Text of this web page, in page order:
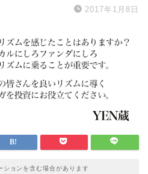
2017年1月8日
ションを含む場合があります